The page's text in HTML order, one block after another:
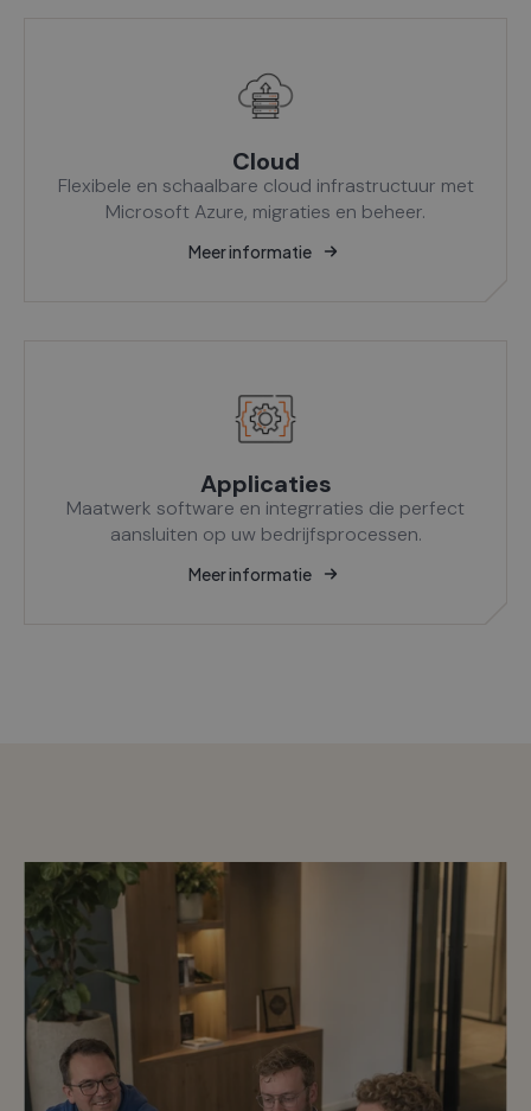
Cloud
Flexibele en schaalbare cloud infrastructuur met
Microsoft Azure, migraties en beheer.
Meer informatie
Applicaties
Maatwerk software en integrraties die perfect
aansluiten op uw bedrijfsprocessen.
Meer informatie